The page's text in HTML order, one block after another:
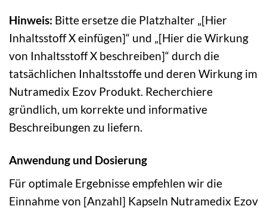
Hinweis: Bitte ersetze die Platzhalter „[Hier
Inhaltsstoff X einfügen]“ und „[Hier die Wirkung
von Inhaltsstoff X beschreiben]“ durch die
tatsächlichen Inhaltsstoffe und deren Wirkung im
Nutramedix Ezov Produkt. Recherchiere
gründlich, um korrekte und informative
Beschreibungen zu liefern.
Anwendung und Dosierung
Für optimale Ergebnisse empfehlen wir die
Einnahme von [Anzahl] Kapseln Nutramedix Ezov